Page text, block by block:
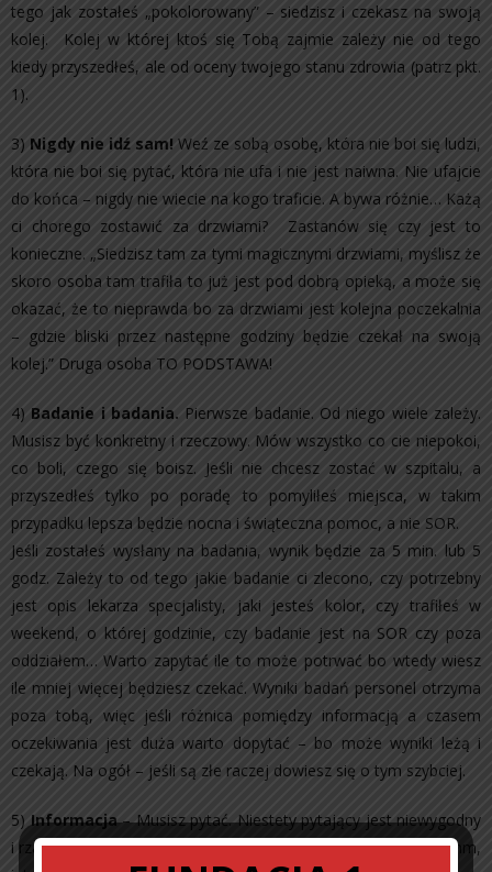
tego jak zostałeś „pokolorowany” – siedzisz i czekasz na swoją
kolej. Kolej w której ktoś się Tobą zajmie zależy nie od tego
kiedy przyszedłeś, ale od oceny twojego stanu zdrowia (patrz pkt.
1).
3) Nigdy nie idź sam! Weź ze sobą osobę, która nie boi się ludzi,
która nie boi się pytać, która nie ufa i nie jest naiwna. Nie ufajcie
do końca – nigdy nie wiecie na kogo traficie. A bywa różnie… Każą
ci chorego zostawić za drzwiami? Zastanów się czy jest to
konieczne. „Siedzisz tam za tymi magicznymi drzwiami, myślisz że
skoro osoba tam trafiła to już jest pod dobrą opieką, a może się
okazać, że to nieprawda bo za drzwiami jest kolejna poczekalnia
– gdzie bliski przez następne godziny będzie czekał na swoją
kolej.” Druga osoba TO PODSTAWA!
4) Badanie i badania. Pierwsze badanie. Od niego wiele zależy.
Musisz być konkretny i rzeczowy. Mów wszystko co cie niepokoi,
co boli, czego się boisz. Jeśli nie chcesz zostać w szpitalu, a
przyszedłeś tylko po poradę to pomyliłeś miejsca, w takim
przypadku lepsza będzie nocna i świąteczna pomoc, a nie SOR.
Jeśli zostałeś wysłany na badania, wynik będzie za 5 min. lub 5
godz. Zależy to od tego jakie badanie ci zlecono, czy potrzebny
jest opis lekarza specjalisty, jaki jesteś kolor, czy trafiłeś w
weekend, o której godzinie, czy badanie jest na SOR czy poza
oddziałem… Warto zapytać ile to może potrwać bo wtedy wiesz
ile mniej więcej będziesz czekać. Wyniki badań personel otrzyma
poza tobą, więc jeśli różnica pomiędzy informacją a czasem
oczekiwania jest duża warto dopytać – bo może wyniki leżą i
czekają. Na ogół – jeśli są złe raczej dowiesz się o tym szybciej.
5)Informacja– Musisz pytać. Niestety pytający jest niewygodny
i rzadko doceniany. Częściej wywołuje reakcje na zasadzie „Hmm,